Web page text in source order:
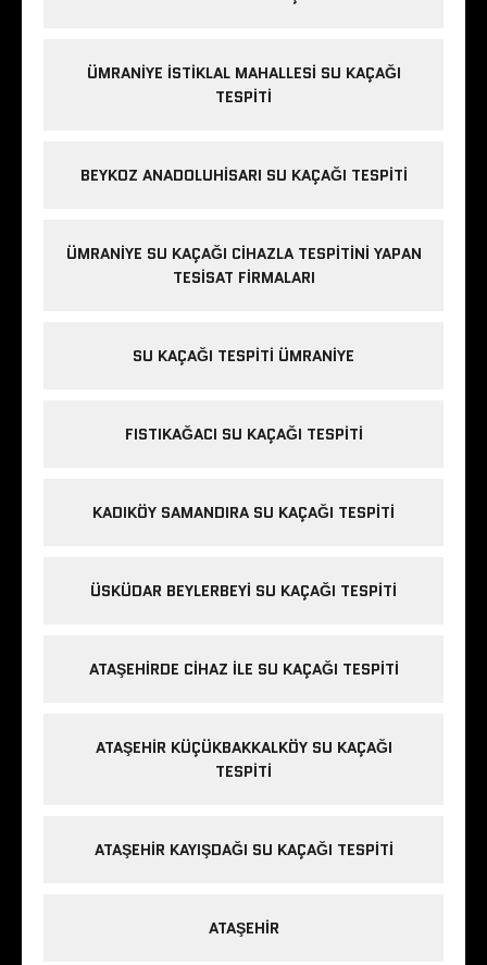
ÜMRANIYE İSTIKLAL MAHALLESI SU KAÇAĞI
TESPITI
BEYKOZ ANADOLUHISARI SU KAÇAĞI TESPITI
ÜMRANIYE SU KAÇAĞI CIHAZLA TESPITINI YAPAN
TESISAT FIRMALARI
SU KAÇAĞI TESPITI ÜMRANIYE
FISTIKAĞACI SU KAÇAĞI TESPITI
KADIKÖY SAMANDIRA SU KAÇAĞI TESPITI
ÜSKÜDAR BEYLERBEYI SU KAÇAĞI TESPITI
ATAŞEHIRDE CIHAZ ILE SU KAÇAĞI TESPITI
ATAŞEHIR KÜÇÜKBAKKALKÖY SU KAÇAĞI
TESPITI
ATAŞEHIR KAYIŞDAĞI SU KAÇAĞI TESPITI
ATAŞEHIR